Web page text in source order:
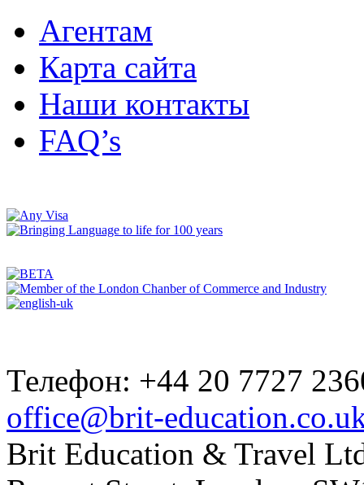
Агентам
Карта сайта
Наши контакты
FAQ’s
Телефон: +44 20 7727
office@brit-
Brit Education & Travel